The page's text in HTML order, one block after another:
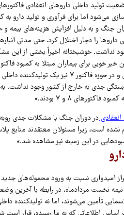
می‌شود اما برای فرآوری و تولید دارو به
جنگ و به دلیل افزایش هزینه‌های بیمه و
را دچار اختلال کرد. حتی مدتی
نداشت. خوشبختانه اخیراً بخشی از این
در حوزه فاکتور ۸ نوترکیب دو تولیدکننده داخلی و در
جدی به خارج از کشور وجود نداشت.
۸ و ۷ بودند.»
انعقادی
است، زیرا مسئولان معتقدند منابع
در این زمینه نیز مشاهده شد.»
تأمین می‌شوند، اما نه تولیدکننده